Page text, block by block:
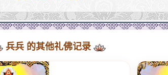
兵兵 的其他礼佛记录